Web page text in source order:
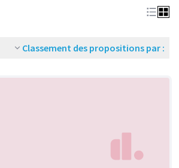
Classement des propositions par :